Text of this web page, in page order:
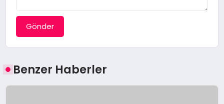
Gönder
Benzer Haberler